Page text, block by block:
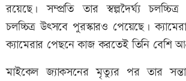
রয়েছে। সম্প্রতি তার স্বল্পদৈর্ঘ্য
চলচ্চিত্র উৎসবে পুরস্কারও পেয়েছে।
ক্যামেরার পেছনে কাজ করতেই তিনি বেশি
মাইকেল জ্যাকসনের মৃত্যুর পর তার